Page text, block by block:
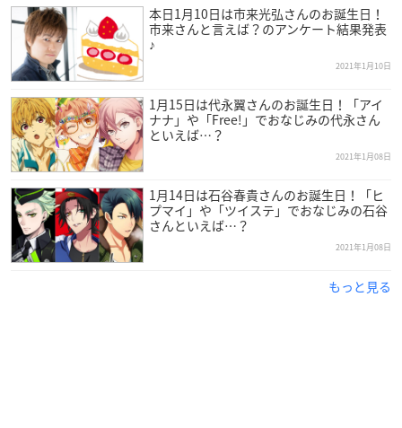
本日1月10日は市来光弘さんのお誕生日！
市来さんと言えば？のアンケート結果発表
♪
2021年1月10日
1月15日は代永翼さんのお誕生日！「アイ
ナナ」や「Free!」でおなじみの代永さん
といえば…？
2021年1月08日
1月14日は石谷春貴さんのお誕生日！「ヒ
プマイ」や「ツイステ」でおなじみの石谷
さんといえば…？
2021年1月08日
もっと見る